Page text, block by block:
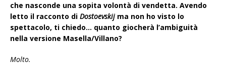
che nasconde una sopita volontà di vendetta. Avendo
letto il racconto di Dostoevskijma non ho visto lo
spettacolo, ti chiedo… quanto giocherà l’ambiguità
nella versione Masella/Villano?
Molto.